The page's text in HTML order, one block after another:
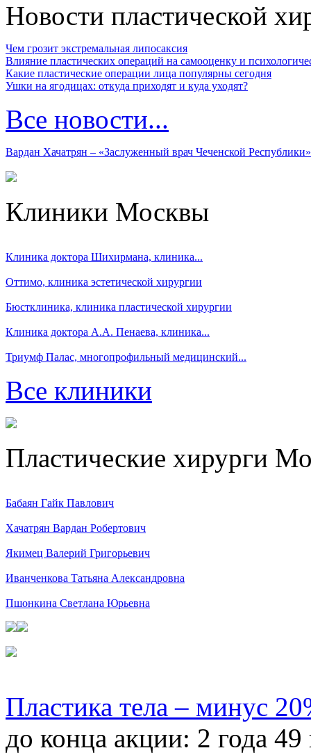
Новости пластической
Чем грозит экстремальная липосаксия
Влияние пластических операций на самооценку и
Какие пластические операции лица популярны сегодня
Ушки на ягодицах: откуда приходят и куда уходят?
Все новости...
Вардан Хачатрян – «Заслуженный врач Чеченской Республики»
Клиники Москвы
Клиника доктора Шихирмана, клиника...
Оттимо, клиника эстетической хирургии
Бюстклиника, клиника пластической хирургии
Клиника доктора А.А. Пенаева, клиника...
Триумф Палас, многопрофильный медицинский...
Все клиники
Пластические хирурги
Бабаян Гайк Павлович
Хачатрян Вардан Робертович
Якимец Валерий Григорьевич
Иванченкова Татьяна Александровна
Пшонкина Светлана Юрьевна
Пластика тела – минус
до конца акции: 2 года 49